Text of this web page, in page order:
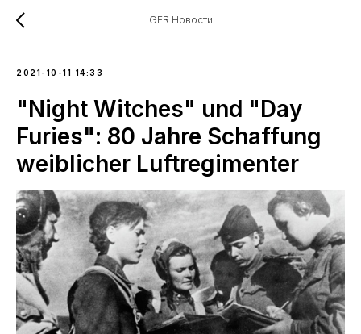
GER Новости
2021-10-11 14:33
"Night Witches" und "Day
Furies": 80 Jahre Schaffung
weiblicher Luftregimenter